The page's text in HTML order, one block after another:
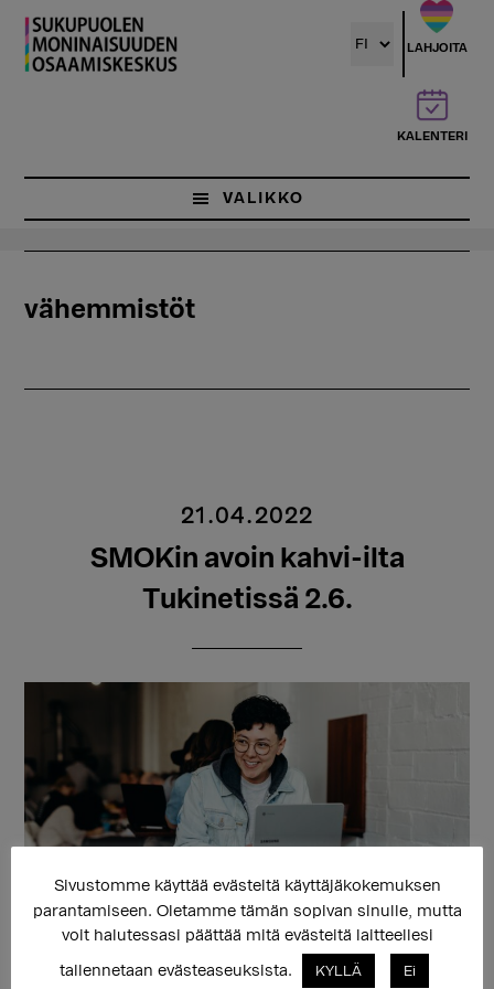
Hyppää
pääsisältöön
LAHJOITA
KALENTERI
VALIKKO
vähemmistöt
21.04.2022
SMOKin avoin kahvi-ilta
Tukinetissä 2.6.
Sukupuolen moninaisuuden osaamiskeskuksen avoin
kahvi-ilta Tukinetissä torstaina 2.6. klo 17-19
Sukupuolen moninaisuuden osaamiskeskus järjestää
Sivustomme käyttää evästeitä käyttäjäkokemuksen
parantamiseen. Oletamme tämän sopivan sinulle, mutta
voit halutessasi päättää mitä evästeitä laitteellesi
tallennetaan evästeaseuksista. KYLLÄ Ei